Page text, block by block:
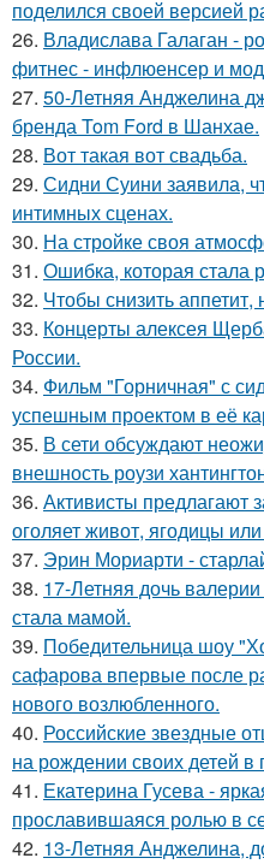
поделился своей версией
26. Владислава Галаган -
фитнес - инфлюенсер и
27. 50-Летняя Анджелина
бренда Tom Ford в Шанхае.
28. Вот такая вот свадьба.
29. Сидни Суини заявила,
интимных сценах.
30. На стройке своя
31. Ошибка, которая стала
32. Чтобы снизить
33. Концерты алексея
России.
34. Фильм "Горничная" с
успешным проектом в её
35. В сети обсуждают
внешность роузи
36. Активисты предлагают
оголяет живот, ягодицы
37. Эрин Мориарти -
38. 17-Летняя дочь
стала мамой.
39. Победительница шоу
сафарова впервые после
нового возлюбленного.
40. Российские звездные
на рождении своих детей
41. Екатерина Гусева -
прославившаяся ролью в
42. 13-Летняя Анджелина,